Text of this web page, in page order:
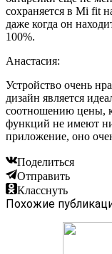
сохраняется в Mi fit
даже когда он
100%.
Анастасия:
Устройство очень
дизайн является
соотношению цены,
функций не имеют
приложение, оно
Поделиться
Отправить
Класснуть
Похожие